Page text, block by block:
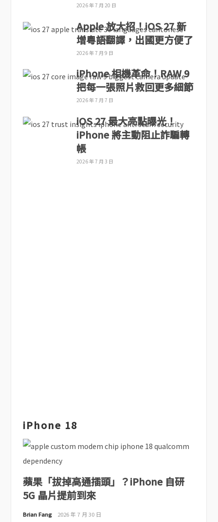
2026 年 7 月 20 日
Apple 放大招！iOS 27 新
增粵語翻譯，出國更方便了
2026 年 7 月 9 日
iPhone 相機革命！RAW 9
把每一張照片救回更多細節
2026 年 7 月 7 日
iOS 27 最大亮點曝光！
iPhone 將主動阻止詐騙轉
帳
2026 年 7 月 3 日
iPhone 18
蘋果「拔掉高通插頭」？iPhone 自研
5G 晶片提前到來
Brian Fang 2026 年 7 月 30 日